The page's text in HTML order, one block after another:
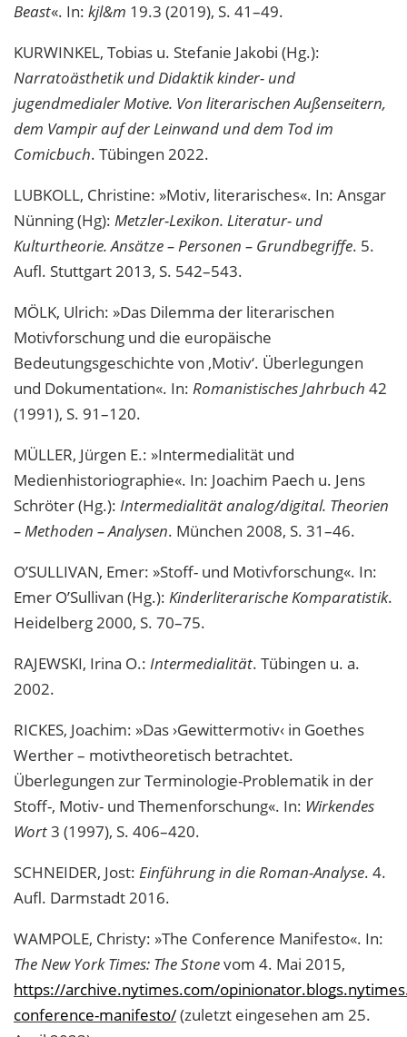
Beast«. In: kjl&m 19.3 (2019), S. 41–49.
KURWINKEL, Tobias u. Stefanie Jakobi (Hg.):
Narratoästhetik und Didaktik kinder- und
jugendmedialer Motive. Von literarischen Außenseitern,
dem Vampir auf der Leinwand und dem Tod im
Comicbuch. Tübingen 2022.
LUBKOLL, Christine: »Motiv, literarisches«. In: Ansgar
Nünning (Hg): Metzler-Lexikon. Literatur- und
Kulturtheorie. Ansätze – Personen – Grundbegriffe. 5.
Aufl. Stuttgart 2013, S. 542–543.
MÖLK, Ulrich: »Das Dilemma der literarischen
Motivforschung und die europäische
Bedeutungsgeschichte von ‚Motiv‘. Überlegungen
und Dokumentation«. In: Romanistisches Jahrbuch 42
(1991), S. 91–120.
MÜLLER, Jürgen E.: »Intermedialität und
Medienhistoriographie«. In: Joachim Paech u. Jens
Schröter (Hg.): Intermedialität analog/digital. Theorien
– Methoden – Analysen. München 2008, S. 31–46.
O’SULLIVAN, Emer: »Stoff- und Motivforschung«. In:
Emer O’Sullivan (Hg.): Kinderliterarische Komparatistik.
Heidelberg 2000, S. 70–75.
RAJEWSKI, Irina O.: Intermedialität. Tübingen u. a.
2002.
RICKES, Joachim: »Das ›Gewittermotiv‹ in Goethes
Werther – motivtheoretisch betrachtet.
Überlegungen zur Terminologie-Problematik in der
Stoff-, Motiv- und Themenforschung«. In: Wirkendes
Wort3 (1997), S. 406–420.
SCHNEIDER, Jost: Einführung in die Roman-Analyse. 4.
Aufl. Darmstadt 2016.
WAMPOLE, Christy: »The Conference Manifesto«. In:
The New York Times: The Stonevom 4. Mai 2015,
https://archive.nytimes.com/
conference-manifesto/(zuletzt eingesehen am 25.